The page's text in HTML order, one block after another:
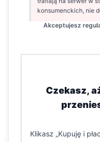
konsumenckich, nie
Akceptujesz
Czekasz,
Klikasz „Kupuję i